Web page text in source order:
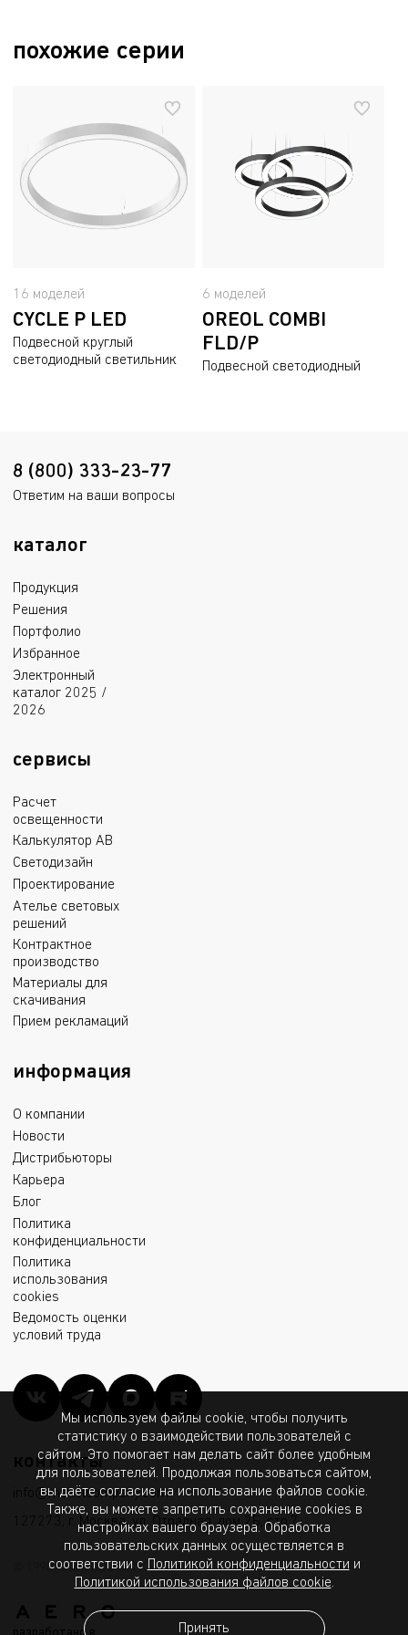
2.5 mB
похожие серии
16 моделей
CYCLE P LED
Подвесной круглый
светодиодный светильник
6 моделей
OREOL COMBI
FLD/P
Подвесной светодиодный
8 (800) 333-23-77
Ответим на ваши вопросы
каталог
Продукция
Решения
Портфолио
Избранное
Электронный
каталог 2025 /
2026
сервисы
Расчет
освещенности
Калькулятор АВ
Светодизайн
Проектирование
Ателье световых
решений
Контрактное
производство
Материалы для
скачивания
Прием рекламаций
информация
О компании
Новости
Дистрибьюторы
Карьера
Блог
Политика
конфиденциальности
Политика
использования
cookies
Ведомость оценки
условий труда
контакты
info@msk.ltcompany.com
127273, г. Москва, ул. Отрадная, дом 2Б, стр.7
разработано в
© 1998 - 2026 ООО «МГК «Световые Технологии»
Мы используем файлы cookie, чтобы получить
статистику о взаимодействии пользователей с
сайтом. Это помогает нам делать сайт более удобным
для пользователей. Продолжая пользоваться сайтом,
вы даёте согласие на использование файлов cookie.
Также, вы можете запретить сохранение cookies в
настройках вашего браузера. Обработка
пользовательских данных осуществляется в
соответствии с
Политикой конфиденциальности и
Политикой использования файлов cookie.
Принять